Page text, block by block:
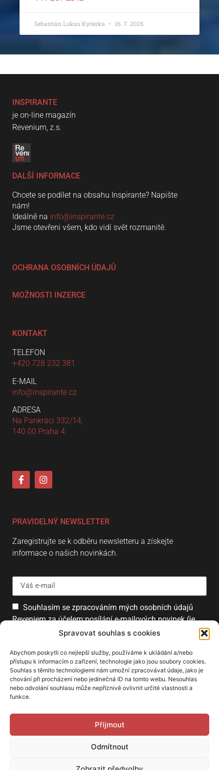
Spravovat souhlas s cookies
Abychom poskytli co nejlepší služby, používáme k ukládání a/nebo
přístupu k informacím o zařízení, technologie jako jsou soubory cookies.
Souhlas s těmito technologiemi nám umožní zpracovávat údaje, jako je
chování při procházení nebo jedinečná ID na tomto webu. Nesouhlas
nebo odvolání souhlasu může nepříznivě ovlivnit určité vlastnosti a
funkce.
Přijmout
Odmítnout
Sebastián Lukas Kyčerka 16. 7. 2026
INSPIRANTE
je on-line magazín
Revenium, z.s.
DALŠÍ INFORMACE
Chcete se podílet na obsahu Inspirante? Napište
nám!
Ideálně na info@inspirante.cz
Jsme otevřeni všem, kdo vidí svět rozmanitě.
OCHRANA OSOBNÍCH ÚDAJŮ
MOŽNOSTI INZERCE
KONTAKT
TELEFON
+420 728 232 381
E-MAIL
info@inspirante.cz
ADRESA
Na Pankráci 332/14,
140 00 Praha 4
PRAVIDELNÝ NEWSLETTER
Zaregistrujte se k odběru newsletteru a získejte
informace o našich novinkách.
Souhlasím se zpracováním mých osobních údajů
Reveniem za účelem:posílání e-mailových novinek (je
možné se kdykoliv odhlásit).
Přihlásit
PARTNEŘI